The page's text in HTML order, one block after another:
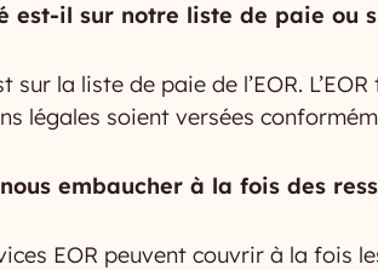
est-il sur notre liste de paie ou
sur la liste de paie de l’EOR.
légales soient versées
embaucher à la fois des
EOR peuvent couvrir à la fois